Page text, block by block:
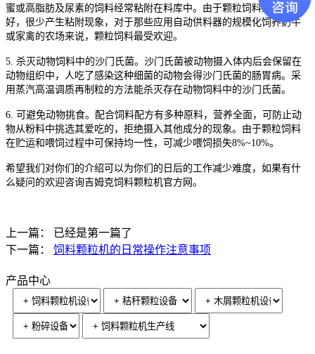
蜜或高脂肪及尿素的饲料经常粘附在料库中。由于颗粒饲料流动性
好，很少产生粘附现象，对于那些应用自动供料器的规模化饲养奶牛
或家禽的农场来说，颗粒饲料最受欢迎。
5. 杀灭动物饲料中的沙门氏菌。沙门氏菌被动物摄入体内后会保留在
动物组织中，人吃了感染这种细菌的动物会得沙门氏菌的肠胃病。采
用蒸汽高温调质再制粒的方法能杀灭存在动物饲料中的沙门氏菌。
6. 可避免动物挑食。配合饲料配方有多种原料，营养全面，可防止动
物从粉料中挑选其爱吃的，拒绝摄入其他成分的现象。由于颗粒饲料
在贮运和喂饲过程中可保持均一性，可减少喂饲损失8%~10%。
希望我们对你们的介绍可以为你们的日后的工作减少难度，如果有什
么疑问的欢迎咨询吉姆克饲料颗粒机官方网。
上一篇： 已经是第一篇了
下一篇： 饲料颗粒机的日常操作注意事项
产品中心